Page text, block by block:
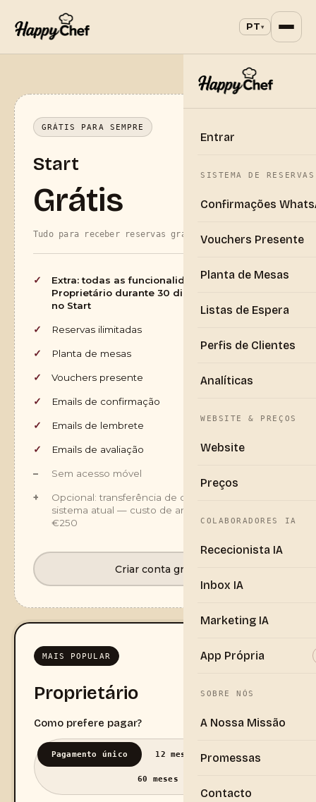
PT ▾
Entrar
SISTEMA DE RESERVAS
Confirmações
Vouchers Presente
Planta de Mesas
Listas de Espera
Perfis de Clientes
Analíticas
WEBSITE & PREÇOS
Website
Preços
COLABORADORES IA
Rececionista IA
Inbox IA
Marketing IA
App Própria
SOBRE NÓS
A Nossa Missão
Promessas
Contacto
GRÁTIS PARA SEMPRE
Start
Grátis
Tudo para receber reservas grátis já hoje
Extra: todas as funcionalidades de
Proprietário durante 30 dias — depois grátis
no Start
Reservas ilimitadas
Planta de mesas
Vouchers presente
Emails de confirmação
Emails de lembrete
Emails de avaliação
Sem acesso móvel
Opcional: transferência de dados do seu
sistema atual — custo de arranque único de
€250
Criar conta grátis
MAIS POPULAR
Proprietário
Como prefere pagar?
Pagamento único 12 meses 24 meses
60 meses